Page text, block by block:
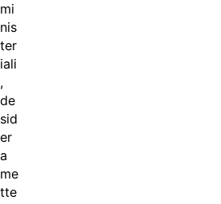
mi
nis
ter
iali
,
de
sid
er
a
me
tte